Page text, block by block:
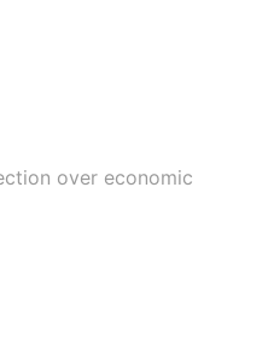
over economic